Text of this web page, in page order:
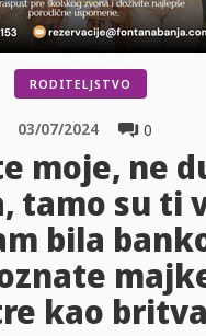
RODITELJSTVO
0
03/07/2024
moje, ne
tamo su ti
bila
kao britva